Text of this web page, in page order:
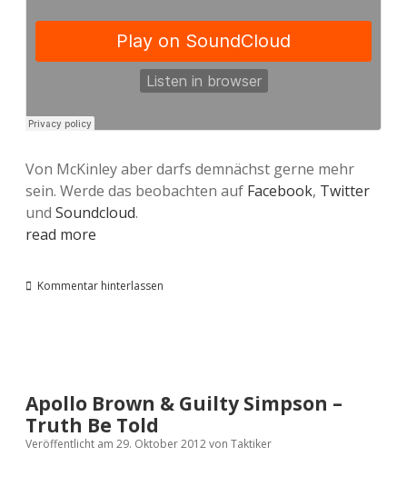
Von McKinley aber darfs demnächst gerne mehr
sein. Werde das beobachten auf Facebook, Twitter
und Soundcloud.
read more
Kommentar hinterlassen
Apollo Brown & Guilty Simpson –
Truth Be Told
Veröffentlicht am 29. Oktober 2012von Taktiker